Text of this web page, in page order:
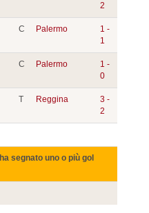
2
C Palermo
1 -
1
C Palermo
1 -
0
T Reggina
3 -
2
segnato uno o più gol